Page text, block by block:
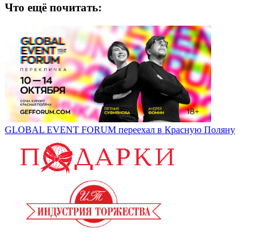
Что ещё почитать:
GLOBAL EVENT FORUM переехал в Красную Поляну